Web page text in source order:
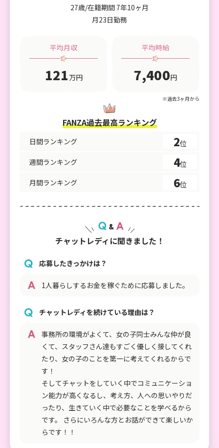
た。 でもGBでは、「今だけじゃなく将来を良く
するためにどうするか」という考え方を教えても
資 を分けて管理するようになりました。 昔の私
は、お金が入ったらすぐ使ってしまうタイプだっ
と個人的に大きかったのは、「自分に自信がつい
様に喜んでもらうこと。 数字を見ながら改善する
こと。 そういう経験を通して、「自分で人生を良
くしていける」という感覚を持てるようになりま
した。 ここでの経験は、将来どんな道に進んでも
所”ではなく、“人生の勉強が場所”だと思いま
サポートで助かったところ
初心者の時から細かく教えて頂けたこと。困った
ことなどがあれば相談しやすいところです。
環境面で良いところ
お部屋が綺麗であり、衣装がたくさんあること。
とです。
27歳/在籍期間 7年10ヶ月
月23日勤務
平均月収
121 万円
平均時給
7,400円
※過去3ヶ月から
FANZA過去最高ランキング
日間ランキング 2位
週間ランキング
4位
月間ランキング
6位
チャットレディに聞きました！
応募したきっかけは？
1人暮らしするお金を稼ぐために応募しました。
チャットレディを続けている理由は？
事務所の環境がよくて、女の子同士みんな仲が良
くて、スタッフさん達もすごく優しく接してくれ
たり、女の子のことを第一に考えてくれるからで
す！
そしてチャットをしていく中でコミュニケーショ
ン能力が高くなるし、考え方、人への思いやりだ
ったり、生きていく中で必要なことを学べるから
です。 さらにいろんな方とお話ができて楽しいか
らです！！